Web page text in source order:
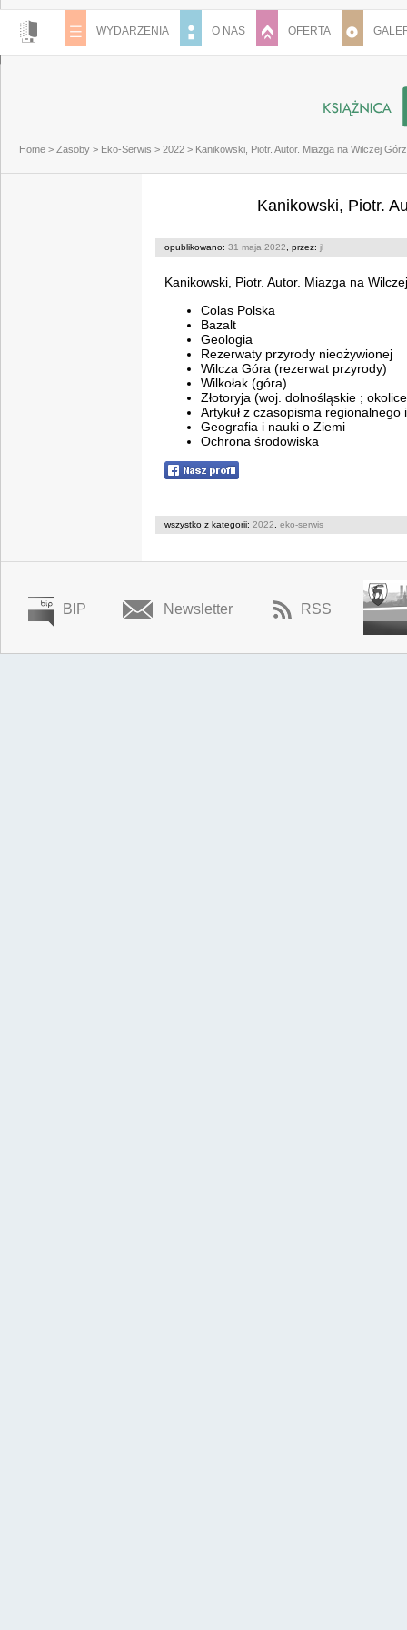
WYDARZENIA O NAS OFERTA
Home > Zasoby > Eko-Serwis > 2022 > Kanikowski, Piotr. Autor. Miazga na Wilczej
Kanikowski, Piotr.
opublikowano: 31 maja 2022 , przez: jl
Kanikowski, Piotr. Autor. Miazga na
Colas Polska
Bazalt
Geologia
Rezerwaty przyrody nieożywionej
Wilcza Góra (rezerwat przyrody)
Wilkołak (góra)
Złotoryja (woj. dolnośląskie ;
Artykuł z czasopisma regionalnego
Geografia i nauki o Ziemi
Ochrona środowiska
wszystko z kategorii: 2022 eko-serwis
BIP Newsletter RSS